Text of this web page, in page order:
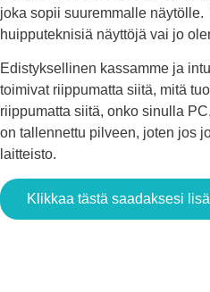
joka sopii suuremmalle
huipputeknisiä näyttöjä vai jo
Edistyksellinen kassamme ja
toimivat riippumatta siitä, mitä
riippumatta siitä, onko sinulla
on tallennettu pilveen, joten jos
laitteisto.
Klikkaa tästä saadaksesi